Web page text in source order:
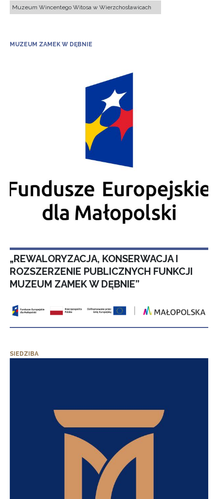
Muzeum Wincentego Witosa w Wierzchosławicach
MUZEUM ZAMEK W DĘBNIE
„REWALORYZACJA, KONSERWACJA I
ROZSZERZENIE PUBLICZNYCH FUNKCJI
MUZEUM ZAMEK W DĘBNIE”
SIEDZIBA